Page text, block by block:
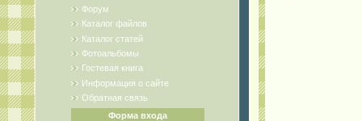
Форум
Каталог файлов
Каталог статей
Фотоальбомы
Гостевая книга
Информация о сайте
Обратная связь
Форма входа